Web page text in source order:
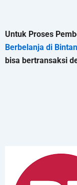
Untuk Proses
Berbelanja di
bisa bertransaksi